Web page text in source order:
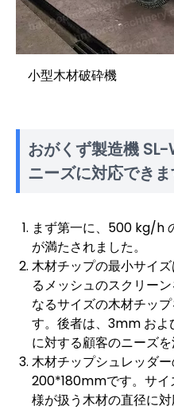
小型木材破砕機
おがくず製造機
ニーズに対応でき
まず第一に、500 kg/h
が満たされました。
木材チップの最小サイ
るメッシュのスクリー
なるサイズの木材チッ
す。後者は、3mm お
に対する顧客のニーズを
木材チップシュレッダ
200*180mmです。サイ
様が扱う木材の直径に対